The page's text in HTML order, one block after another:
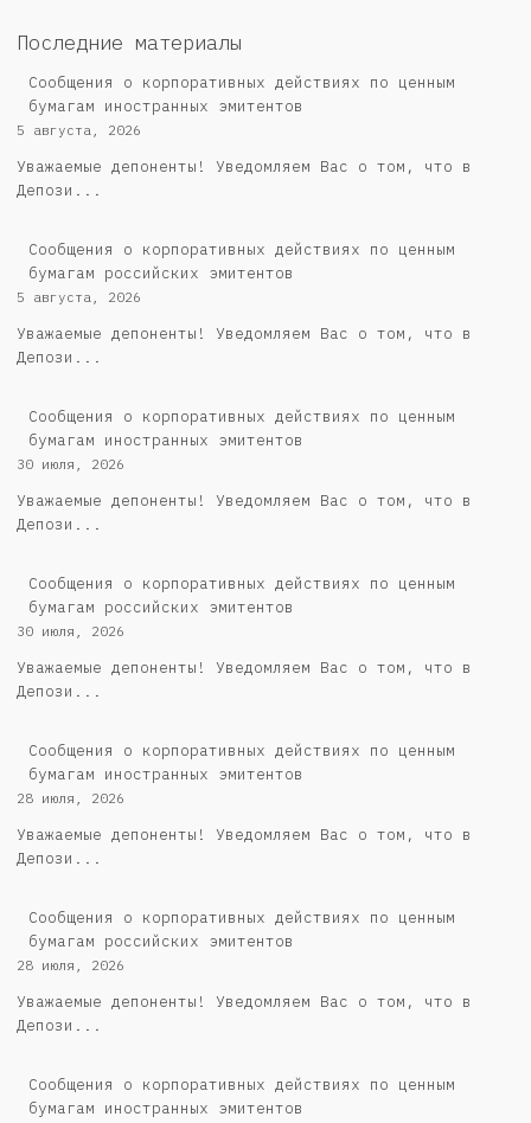
Последние материалы
Сообщения о корпоративных действиях по ценным
бумагам иностранных эмитентов
5 августа, 2026
Уважаемые депоненты! Уведомляем Вас о том, что в
Депози...
Cообщения о корпоративных действиях по ценным
бумагам российских эмитентов
5 августа, 2026
Уважаемые депоненты! Уведомляем Вас о том, что в
Депози...
Сообщения о корпоративных действиях по ценным
бумагам иностранных эмитентов
30 июля, 2026
Уважаемые депоненты! Уведомляем Вас о том, что в
Депози...
Cообщения о корпоративных действиях по ценным
бумагам российских эмитентов
30 июля, 2026
Уважаемые депоненты! Уведомляем Вас о том, что в
Депози...
Сообщения о корпоративных действиях по ценным
бумагам иностранных эмитентов
28 июля, 2026
Уважаемые депоненты! Уведомляем Вас о том, что в
Депози...
Cообщения о корпоративных действиях по ценным
бумагам российских эмитентов
28 июля, 2026
Уважаемые депоненты! Уведомляем Вас о том, что в
Депози...
Сообщения о корпоративных действиях по ценным
бумагам иностранных эмитентов